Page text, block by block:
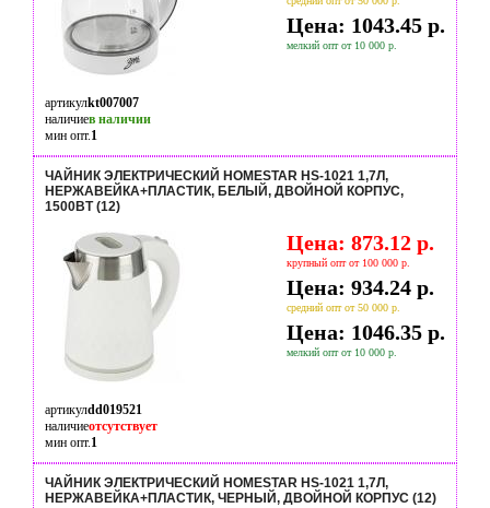
Цена: 1043.45 р.
мелкий опт от 10 000 р.
артикулkt007007
наличиев наличии
мин опт.1
ЧАЙНИК ЭЛЕКТРИЧЕСКИЙ HOMESTAR HS-1021 1,7Л,
НЕРЖАВЕЙКА+ПЛАСТИК, БЕЛЫЙ, ДВОЙНОЙ КОРПУС,
1500ВТ (12)
Цена: 873.12 р.
крупный опт от 100 000 р.
Цена: 934.24 р.
средний опт от 50 000 р.
Цена: 1046.35 р.
мелкий опт от 10 000 р.
артикулdd019521
наличиеотсутствует
мин опт.1
ЧАЙНИК ЭЛЕКТРИЧЕСКИЙ HOMESTAR HS-1021 1,7Л,
НЕРЖАВЕЙКА+ПЛАСТИК, ЧЕРНЫЙ, ДВОЙНОЙ КОРПУС (12)